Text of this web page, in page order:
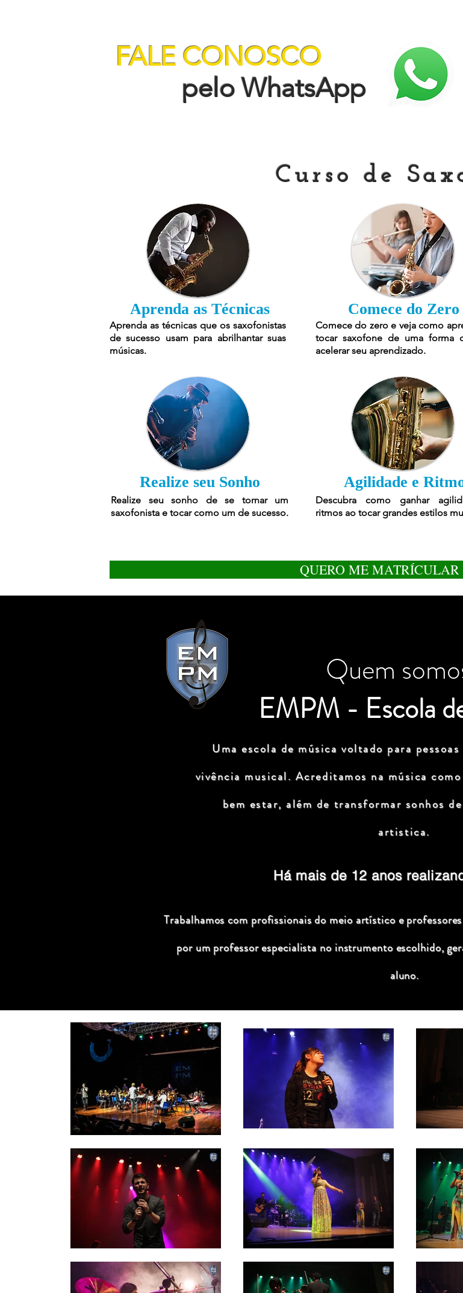
FALE CONOSCO
pelo WhatsApp
Curso de
Aprenda as Técnicas
Aprenda as técnicas que os saxofonistas
de sucesso usam para abrilhantar suas
músicas.
Realize seu Sonho
Realize seu sonho de se tornar um
saxofonista e tocar como um de sucesso.
Comece do Zero
Comece do zero e veja como
tocar saxofone de uma forma
acelerar seu aprendizado.
Agilidade e
Descubra como ganhar
ritmos ao tocar grandes estilos
QUERO ME
Quem
EMPM - Escola
Uma escola de música voltado para
vivência musical. Acreditamos na música
bem estar, além de transformar sonhos
artistica.
Há mais de 12 anos
Trabalhamos com profissionais do meio artístico e
por um professor especialista no instrumento escolhido,
aluno.